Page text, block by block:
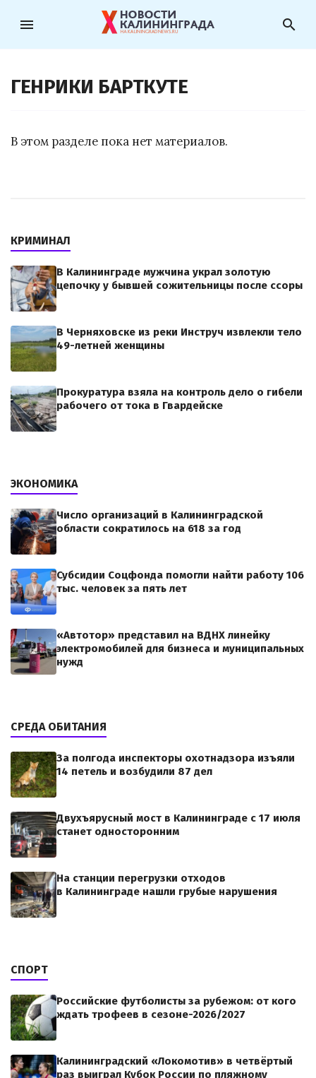
menu search
ГЕНРИКИ БАРТКУТЕ
В этом разделе пока нет материалов.
КРИМИНАЛ
В Калининграде мужчина украл золотую
цепочку у бывшей сожительницы после ссоры
В Черняховске из реки Инструч извлекли тело
49-летней женщины
Прокуратура взяла на контроль дело о гибели
рабочего от тока в Гвардейске
ЭКОНОМИКА
Число организаций в Калининградской
области сократилось на 618 за год
Субсидии Соцфонда помогли найти работу 106
тыс. человек за пять лет
«Автотор» представил на ВДНХ линейку
электромобилей для бизнеса и муниципальных
нужд
СРЕДА ОБИТАНИЯ
За полгода инспекторы охотнадзора изъяли
14 петель и возбудили 87 дел
Двухъярусный мост в Калининграде с 17 июля
станет односторонним
На станции перегрузки отходов
в Калининграде нашли грубые нарушения
СПОРТ
Российские футболисты за рубежом: от кого
ждать трофеев в сезоне-2026/2027
Калининградский «Локомотив» в четвёртый
раз выиграл Кубок России по пляжному